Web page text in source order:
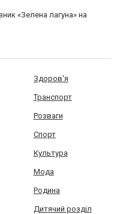
«Зелена лагуна» на
Здоров'я
Транспорт
Розваги
Спорт
Культура
Мода
Родина
Дитячий розділ